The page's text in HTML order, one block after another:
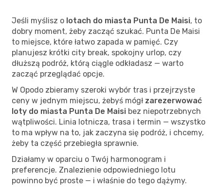
Jeśli myślisz o lotach do miasta Punta De Maisi, to
dobry moment, żeby zacząć szukać. Punta De Maisi
to miejsce, które łatwo zapada w pamięć. Czy
planujesz krótki city break, spokojny urlop, czy
dłuższą podróż, którą ciągle odkładasz — warto
zacząć przeglądać opcje.
W Opodo zbieramy szeroki wybór tras i przejrzyste
ceny w jednym miejscu, żebyś mógł zarezerwować
loty do miasta Punta De Maisi bez niepotrzebnych
wątpliwości. Linia lotnicza, trasa i termin — wszystko
to ma wpływ na to, jak zaczyna się podróż, i chcemy,
żeby ta część przebiegła sprawnie.
Działamy w oparciu o Twój harmonogram i
preferencje. Znalezienie odpowiedniego lotu
powinno być proste — i właśnie do tego dążymy.